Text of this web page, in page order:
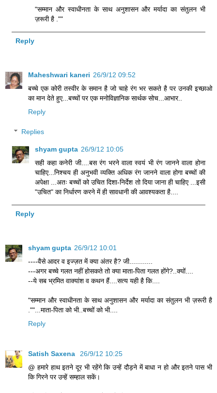
"सम्मान और स्वाधीनता के साथ अनुशासन और मर्यादा का संतुलन भी
ज़रूरी है .""
Reply
Maheshwari kaneri 26/9/12 09:52
बच्चे एक कोरी तस्वीर के समान है जो चाहे रंग भर सकते है पर उनकी इच्छाओ
का मान देते हुए...बच्चों पर एक मनोविज्ञानिक सार्थक सोच...आभार..
Reply
Replies
shyam gupta 26/9/12 10:05
सही कहा कनेरी जी....बस रंग भरने वाला स्वयं भी रंग जानने वाला होना
चाहिए...निश्चय ही अनुभवी व्यक्ति अधिक रंग जानने वाला होगा बच्चों की
अपेक्षा ...अतः बच्चों को उचित दिशा-निर्देश तो दिया जाना ही चाहिए ...इसी
"उचित" का निर्धारण करने में ही सावधानी की आवश्यकता है....
Reply
shyam gupta 26/9/12 10:01
----वैसे आदर व इज्ज़त में क्या अंतर है? जी............
---अगर बच्चे गलत नहीं होसकते तो क्या माता-पिता गलत होंगे?..क्यों....
--ये सब भ्रमित वाक्यांश व कथन हैं....सत्य यही है कि....
"सम्मान और स्वाधीनता के साथ अनुशासन और मर्यादा का संतुलन भी ज़रूरी है
.""...माता-पिता को भी..बच्चों को भी....
Reply
Satish Saxena
26/9/12 10:25
@ हमारे हाथ इतने दूर भी रहेंगे कि उन्हें दौड़ने में बाधा न हो और इतने पास भी
कि गिरने पर उन्हें सम्हाल सकें।